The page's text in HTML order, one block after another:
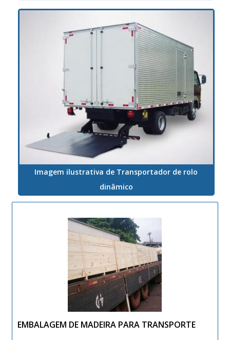
Imagem ilustrativa de Transportador de rolo
dinâmico
EMBALAGEM DE MADEIRA PARA TRANSPORTE